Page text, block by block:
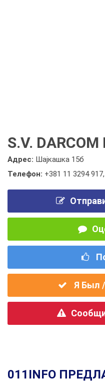
S.V. DARCOM
Адрес: Шајкашка 15б
Телефон: +381 11 3294 917,
Я Был
011INFO